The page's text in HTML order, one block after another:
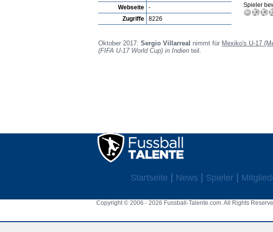
Webseite
-
Zugriffe
8226
Spieler
Oktober 2017:Sergio Villarreal nimmt für Mexiko's U-17
(FIFA U-17 World Cup) in Indien teil.
Startseite News Spieler
Copyright © 2006 - 2026 Fussball-Talente.com. All Rights